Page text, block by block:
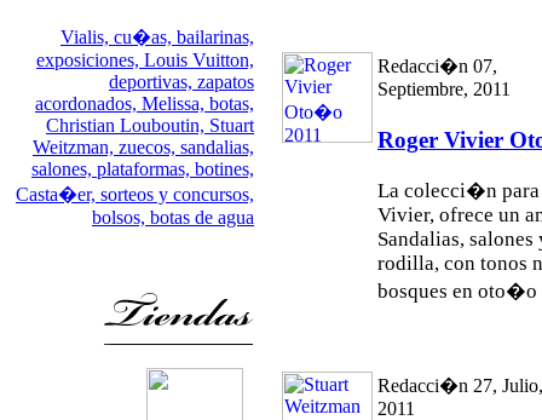
Vialis, cu�as, bailarinas,
exposiciones, Louis Vuitton,
deportivas, zapatos
acordonados, Melissa, botas,
Christian Louboutin, Stuart
Weitzman, zuecos, sandalias,
salones, plataformas, botines,
Casta�er, sorteos y concursos,
bolsos, botas de agua
Redacci�n 07,
Septiembre, 2011
Roger Vivier
La colecci�n para
Vivier, ofrece un
Sandalias,
rodilla, con tonos
bosques en oto�o
Redacci�n 27, Julio,
2011